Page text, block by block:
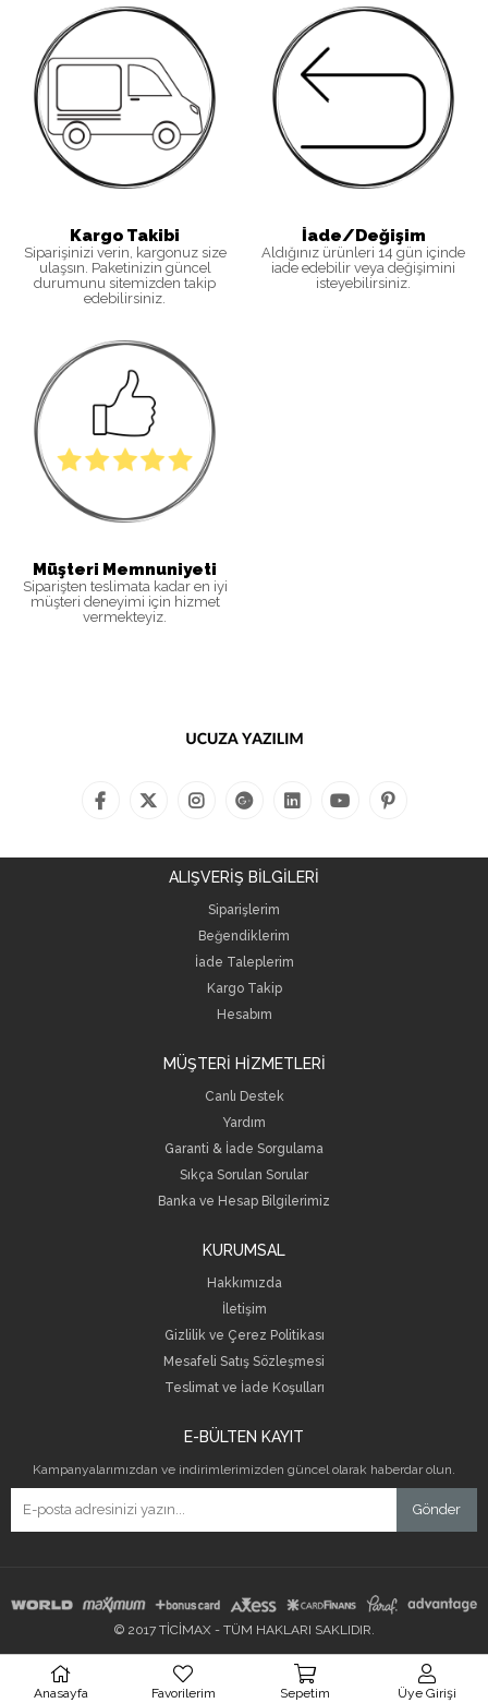
Kargo Takibi
Siparişinizi verin, kargonuz size
ulaşsın. Paketinizin güncel
durumunu sitemizden takip
edebilirsiniz
İade/Değişim
Aldığınız ürünleri 14 gün içinde
iade edebilir veya değişimini
isteyebilirsiniz
Müşteri Memnuniyeti
Siparişten teslimata kadar en iyi
müşteri deneyimi için hizmet
vermekteyiz.
ALIŞVERİŞ BİLGİLERİ
Siparişlerim
Beğendiklerim
İade Taleplerim
Kargo Takip
Hesabım
MÜŞTERİ HİZMETLERİ
Canlı Destek
Yardım
Garanti & İade Sorgulama
Sıkça Sorulan Sorular
Banka ve Hesap Bilgilerimiz
KURUMSAL
Hakkımızda
İletişim
Gizlilik ve Çerez Politikası
Mesafeli Satış Sözleşmesi
Teslimat ve İade Koşulları
E-BÜLTEN KAYIT
Kampanyalarımızdan ve indirimlerimizden güncel olarak haberdar olun.
Gönder
© 2017 TİCİMAX - TÜM HAKLARI SAKLIDIR.
Anasayfa Favorilerim Sepetim Üye Girişi